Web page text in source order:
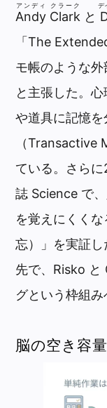
Andy
アンディ
Clark
クラーク
と
デ
「The
モ帳のような
と主張した。
や道具に記憶
（Transactive
ている。さらに
誌 Science で
を覚えにくく
忘）」を実証
先で、Risko と
グという枠組み
脳の空き容